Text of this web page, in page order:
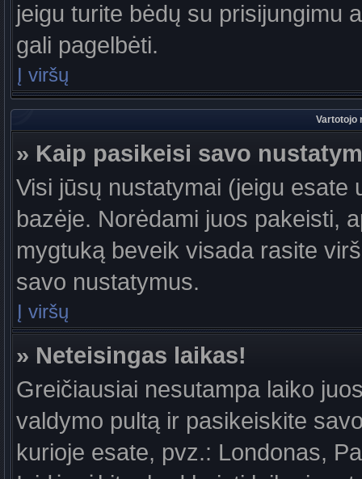
jeigu turite bėdų su prisijungimu
gali pagelbėti.
Į viršų
Vartotojo
» Kaip pasikeisi savo
Visi jūsų nustatymai (jeigu
bazėje. Norėdami juos pakeisti,
mygtuką beveik visada rasite
savo nustatymus.
Į viršų
» Neteisingas laikas!
Greičiausiai nesutampa laiko
valdymo pultą ir pasikeiskite
kurioje esate, pvz.: Londonas,